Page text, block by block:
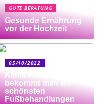
GUTE BERATUNG
Gesunde Ernährung
vor der Hochzeit
05/10/2022
Klinik AK: Hier
bekommt man die
schönsten
Fußbehandlungen